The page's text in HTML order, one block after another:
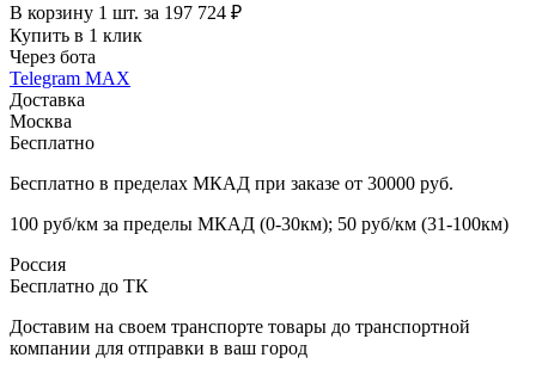
В корзину 1 шт. за 197 724 ₽
Купить в 1 клик
Через бота
Telegram MAX
Доставка
Москва
Бесплатно
Бесплатно в пределах МКАД при заказе от 30000 руб.
100 руб/км за пределы МКАД (0-30км); 50 руб/км (31-100км)
Россия
Бесплатно до ТК
Доставим на своем транспорте товары до транспортной
компании для отправки в ваш город